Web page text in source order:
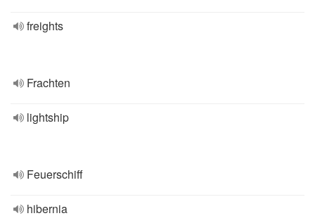
freights
Frachten
lightship
Feuerschiff
hibernia